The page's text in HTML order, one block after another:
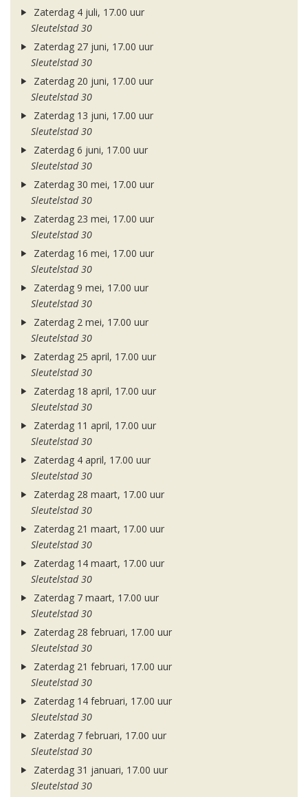
Zaterdag 4 juli, 17.00 uur
Sleutelstad 30
Zaterdag 27 juni, 17.00 uur
Sleutelstad 30
Zaterdag 20 juni, 17.00 uur
Sleutelstad 30
Zaterdag 13 juni, 17.00 uur
Sleutelstad 30
Zaterdag 6 juni, 17.00 uur
Sleutelstad 30
Zaterdag 30 mei, 17.00 uur
Sleutelstad 30
Zaterdag 23 mei, 17.00 uur
Sleutelstad 30
Zaterdag 16 mei, 17.00 uur
Sleutelstad 30
Zaterdag 9 mei, 17.00 uur
Sleutelstad 30
Zaterdag 2 mei, 17.00 uur
Sleutelstad 30
Zaterdag 25 april, 17.00 uur
Sleutelstad 30
Zaterdag 18 april, 17.00 uur
Sleutelstad 30
Zaterdag 11 april, 17.00 uur
Sleutelstad 30
Zaterdag 4 april, 17.00 uur
Sleutelstad 30
Zaterdag 28 maart, 17.00 uur
Sleutelstad 30
Zaterdag 21 maart, 17.00 uur
Sleutelstad 30
Zaterdag 14 maart, 17.00 uur
Sleutelstad 30
Zaterdag 7 maart, 17.00 uur
Sleutelstad 30
Zaterdag 28 februari, 17.00 uur
Sleutelstad 30
Zaterdag 21 februari, 17.00 uur
Sleutelstad 30
Zaterdag 14 februari, 17.00 uur
Sleutelstad 30
Zaterdag 7 februari, 17.00 uur
Sleutelstad 30
Zaterdag 31 januari, 17.00 uur
Sleutelstad 30